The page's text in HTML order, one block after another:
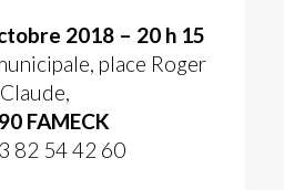
2018 – 20 h 15
place Roger
Claude,
FAMECK
82 54 42 60